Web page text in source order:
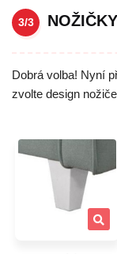
3/3 NOŽIČKY
Dobrá volba! Nyní
zvolte design